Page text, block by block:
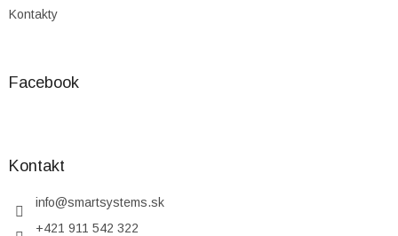
Kontakty
Facebook
Kontakt
info@smartsystems.sk
+421 911 542 322